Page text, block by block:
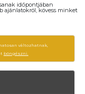
időpontjában
ajánlatokról, kövess minket
változhatnak,
böngészni.